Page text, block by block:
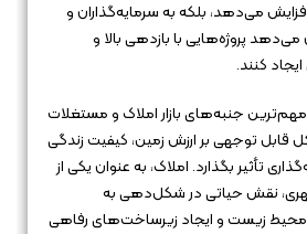
می‌دهد، بلکه به سرمایه‌گذاران و
پروژه‌هایی با بازدهی بالا و
کنند.
جنبه‌های بازار املاک و مستغلات
قابل توجهی بر ارزش زمین، کیفیت زندگی
تأثیر بگذارد. املاک، به عنوان یکی از
نقش حیاتی در شکل‌دهی به
محیط زیست و ایجاد زیرساخت‌های رفاهی